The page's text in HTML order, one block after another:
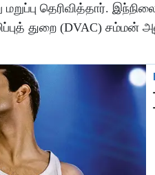
தெரிவித்தார்.
துறை (DVAC) சம்மன்